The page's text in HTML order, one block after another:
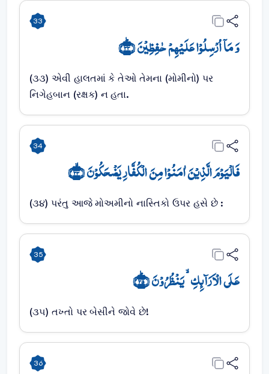
33
وَ مَاۤ اُرۡسِلُوۡا عَلَیۡہِمۡ حٰفِظِیۡنَ ﴿ؕ۳۳﴾
(૩૩) એવી હાલતમાં કે તેઓ તેમના (મોમીનો) પર
નિગેહબાન (રક્ષક) ન હતા.
34
فَالۡیَوۡمَ الَّذِیۡنَ اٰمَنُوۡا مِنَ الۡکُفَّارِ یَضۡحَکُوۡنَ ﴿ۙ۳۴﴾
(૩૪) પરંતુ આજે મોઅમીનો નાસ્તિકો ઉપર હસે છે :
35
عَلَی الۡاَرَآئِکِ ۙ یَنۡظُرُوۡنَ ﴿ؕ۳۵﴾
(૩૫) તખ્તો પર બેસીને જોવે છે!
36